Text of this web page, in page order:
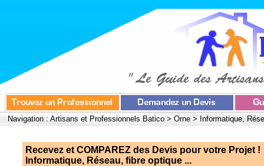
Navigation : Artisans et Professionnels Batico > Orne > Informatique,
Recevez et COMPAREZ des Devis pour votre Projet !
Informatique, Réseau, fibre optique ...